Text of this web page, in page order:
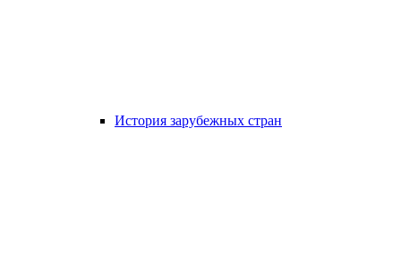
История зарубежных стран